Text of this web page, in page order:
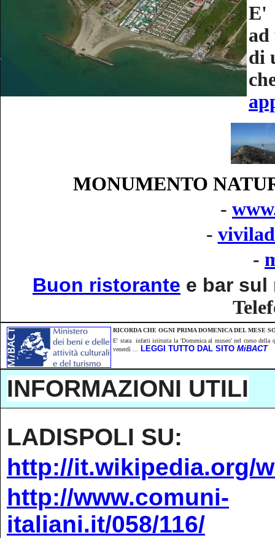
E'
ad
di
MONUMENTO
-
-
-
Buon ristorante e bar sul
RICORDA CHE OGNI PRIMA DOMENICA DEL MESE
E' stata infatti istituita la 'Domenica al museo' nel corso della
venerdì ...
LEGGI TUTTO DAL SITO MiBACT
INFORMAZIONI UTILI
LADISPOLI SU:
http://it.wikipedia.org/
http://www.comuni-
italiani.it/058/116/